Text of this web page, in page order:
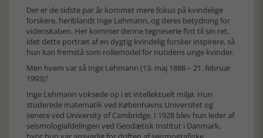
Der er de sidste par år kommet mere fokus på kvindelige
forskere, heriblandt Inge Lehmann, og deres betydning for
videnskaben. Her kommer denne tegneserie fint til sin ret,
idet dette portræt af en dygtig kvindelig forsker inspirere, så
hun kan fremstå som rollemodel for nutidens unge kvinder.
Men hvem var så Inge Lehmann (13. maj 1888 – 21. februar
1993)?
Inge Lehmann voksede op i et intellektuelt miljø. Hun
studerede matematik ved Københavns Universitet og
senere ved University of Cambridge. I 1928 blev hun leder af
seismologiafdelingen ved Geodætisk Institut i Danmark,